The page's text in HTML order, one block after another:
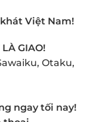
Việt Nam!
GIAO!
Otaku,
ngay tối nay!